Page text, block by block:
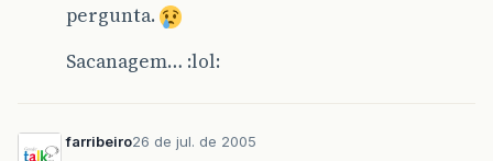
pergunta.
Sacanagem… :lol:
farribeiro26 de jul. de 2005